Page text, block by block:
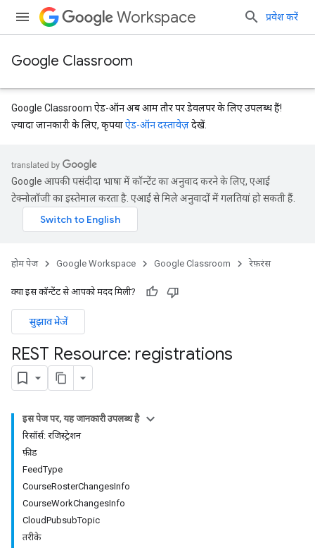
Workspace प्रवेश करें
Google Classroom
Google Classroom ऐड-ऑन अब आम तौर पर डेवलपर के लिए उपलब्ध हैं!
ज़्यादा जानकारी के लिए, कृपयाऐड-ऑन दस्तावेज़देखें.
Google आपकी पसंदीदा भाषा में कॉन्टेंट का अनुवाद करने के लिए, एआई
टेक्नोलॉजी का इस्तेमाल करता है. एआई से मिले अनुवादों में गलतियां हो सकती हैं.
होम पेज Google Workspace Google Classroom रेफ़रंस
क्या इस कॉन्टेंट से आपको मदद मिली?
सुझाव भेजें
REST Resource: registrations
इस पेज पर, यह जानकारी उपलब्ध है
रिसॉर्स: रजिस्ट्रेशन
फ़ीड
FeedType
CourseRosterChangesInfo
CourseWorkChangesInfo
CloudPubsubTopic
तरीके